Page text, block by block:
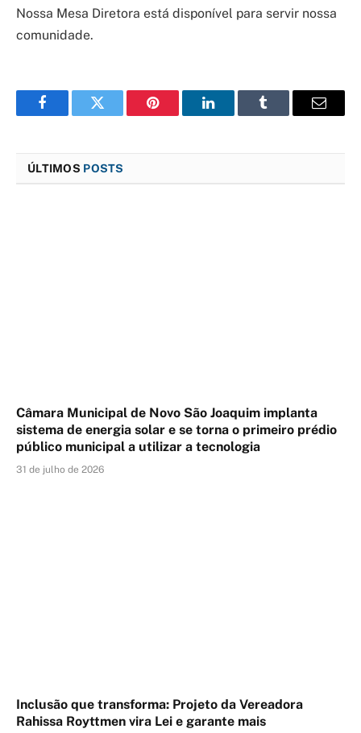
Nossa Mesa Diretora está disponível para servir nossa
comunidade.
FacebookTwitter Pinterest LinkedInTumblr
E-
ÚLTIMOS POSTS
Câmara Municipal de Novo São Joaquim implanta
sistema de energia solar e se torna o primeiro prédio
público municipal a utilizar a tecnologia
31 de julho de 2026
Inclusão que transforma: Projeto da Vereadora
Rahissa Royttmen vira Lei e garante mais